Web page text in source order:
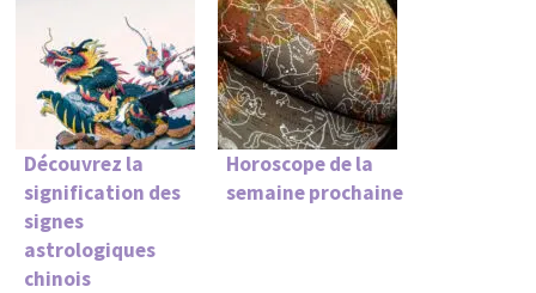
Découvrez la
signification des
signes
astrologiques
chinois
Horoscope de la
semaine prochaine